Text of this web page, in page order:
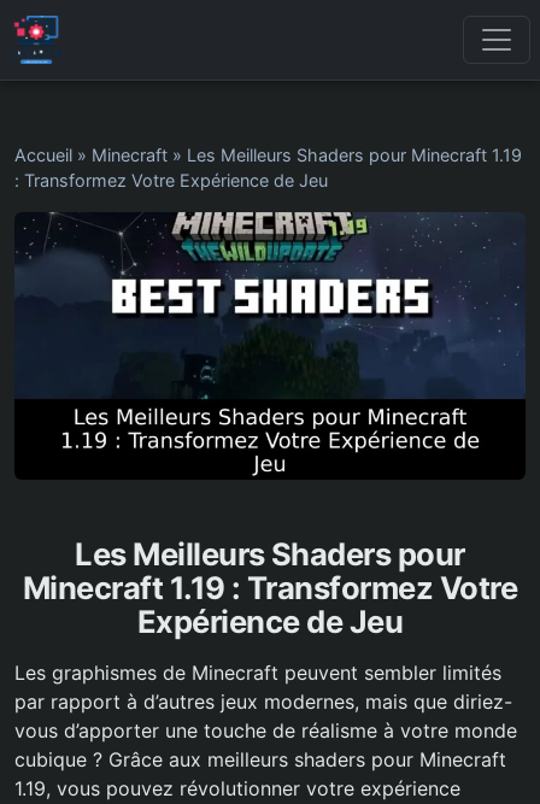
Accueil » Minecraft » Les Meilleurs Shaders pour Minecraft 1.19
: Transformez Votre Expérience de Jeu
Les Meilleurs Shaders pour
Minecraft 1.19 : Transformez Votre
Expérience de Jeu
Les graphismes de Minecraft peuvent sembler limités
par rapport à d’autres jeux modernes, mais que diriez-
vous d’apporter une touche de réalisme à votre monde
cubique ? Grâce aux meilleurs shaders pour Minecraft
1.19, vous pouvez révolutionner votre expérience